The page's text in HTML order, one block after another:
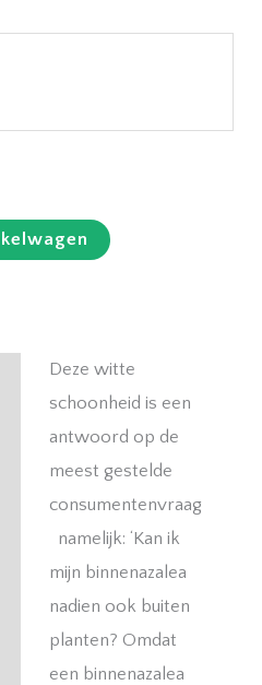
Deze witte
schoonheid is een
antwoord op de
meest gestelde
consumentenvraag
namelijk: ‘Kan ik
mijn binnenazalea
nadien ook buiten
planten? Omdat
een binnenazalea